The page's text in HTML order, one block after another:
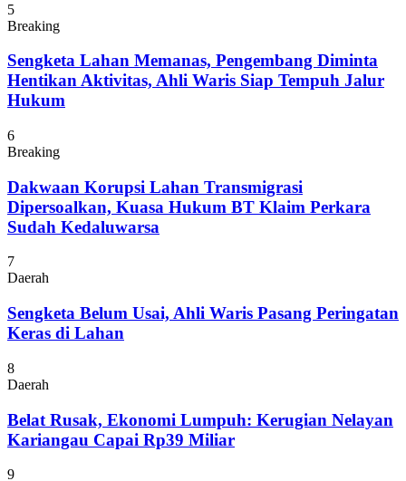
5
Breaking
Sengketa Lahan Memanas, Pengembang Diminta
Hentikan Aktivitas, Ahli Waris Siap Tempuh Jalur
Hukum
6
Breaking
Dakwaan Korupsi Lahan Transmigrasi
Dipersoalkan, Kuasa Hukum BT Klaim Perkara
Sudah Kedaluwarsa
7
Daerah
Sengketa Belum Usai, Ahli Waris Pasang Peringatan
Keras di Lahan
8
Daerah
Belat Rusak, Ekonomi Lumpuh: Kerugian Nelayan
Kariangau Capai Rp39 Miliar
9